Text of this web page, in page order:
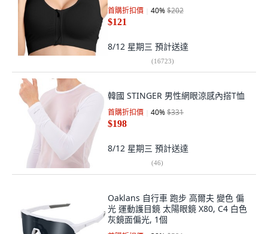
首購折扣價 40%$202
$121
8/12 星期三 預計送達
(16723)
韓國 STINGER 男性網眼涼感內搭T恤
首購折扣價 40%$331
$198
8/12 星期三 預計送達
(46)
Oaklans 自行車 跑步 高爾夫 變色 偏
光 運動護目鏡 太陽眼鏡 X80, C4 白色
灰鏡面偏光, 1個